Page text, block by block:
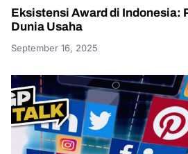
Eksistensi Award di Indonesia:
Dunia Usaha
September 16, 2025